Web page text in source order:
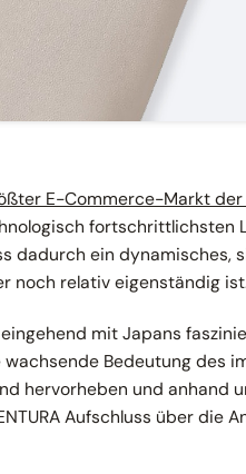
E-Commerce-Markt der
fortschrittlichsten
dadurch ein dynamisches,
noch relativ eigenständig
mit Japans
Bedeutung des
hervorheben und
Aufschluss über die